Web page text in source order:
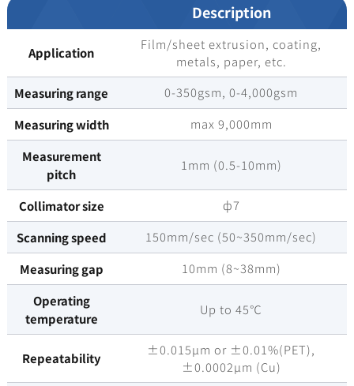
Description
Application
Film/sheet extrusion, coating,
metals, paper, etc.
Measuring range
0-350gsm, 0-4,000gsm
Measuring width
max 9,000mm
Measurement
pitch
1mm (0.5-10mm)
Collimator size
ф7
Scanning speed
150mm/sec (50~350mm/sec)
Measuring gap
10mm (8~38mm)
Operating
temperature
Up to 45℃
Repeatability
±0.015µm or ±0.01%(PET),
±0.0002µm (Cu)